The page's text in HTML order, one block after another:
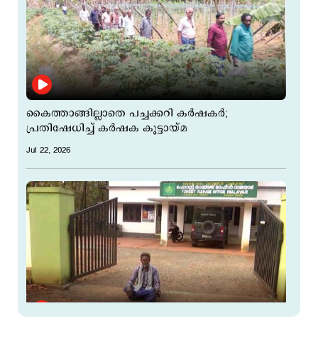
കൈത്താങ്ങില്ലാതെ പച്ചക്കറി കര്‍ഷകര്‍;
പ്രതിഷേധിച്ച് കര്‍ഷക കൂട്ടായ്മ
Jul 22, 2026